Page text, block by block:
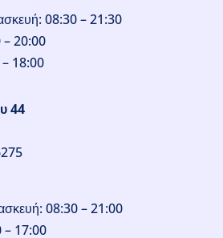
08:30 – 21:30
– 20:00
18:00
44
08:30 – 21:00
– 17:00